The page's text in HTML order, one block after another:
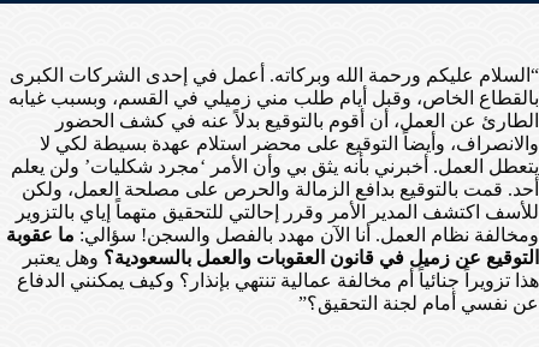
“السلام عليكم ورحمة الله وبركاته. أعمل في إحدى الشركات الكبرى
بالقطاع الخاص، وقبل أيام طلب مني زميلي في القسم، وبسبب غيابه
الطارئ عن العمل، أن أقوم بالتوقيع بدلاً عنه في كشف الحضور
والانصراف، وأيضاً التوقيع على محضر استلام عهدة بسيطة لكي لا
يتعطل العمل. أخبرني بأنه يثق بي وأن الأمر ‘مجرد شكليات’ ولن يعلم
أحد. قمت بالتوقيع بدافع الزمالة والحرص على مصلحة العمل، ولكن
للأسف اكتشف المدير الأمر وقرر إحالتي للتحقيق متهماً إياي بالتزوير
ومخالفة نظام العمل. أنا الآن مهدد بالفصل والسجن! سؤالي: ما عقوبة
التوقيع عن زميل في قانون العقوبات والعمل بالسعودية؟ وهل يعتبر
هذا تزويراً جنائياً أم مخالفة عمالية تنتهي بإنذار؟ وكيف يمكنني الدفاع
عن نفسي أمام لجنة التحقيق؟”